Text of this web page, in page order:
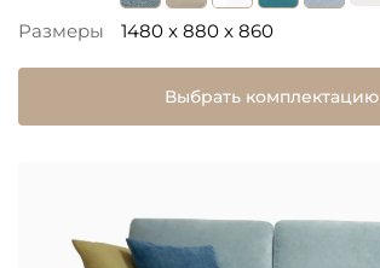
Размеры 1480 x 880 x 860
Выбрать комплектацию